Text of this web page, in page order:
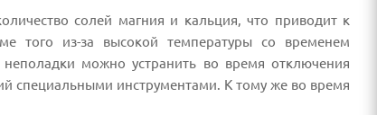
солей магния и кальция, что приводит к
того из-за высокой температуры со временем
можно устранить во время отключения
специальными инструментами. К тому же во время